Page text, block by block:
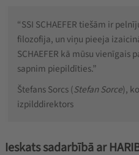
“SSI SCHAEFER tiešām ir
filozofija, un viņu pieeja
SCHAEFER kā mūsu vienīgais
sapnim piepildīties.”
Štefans Sorcs (Stefan Sorce),
izpilddirektors
Ieskats sadarbībā ar